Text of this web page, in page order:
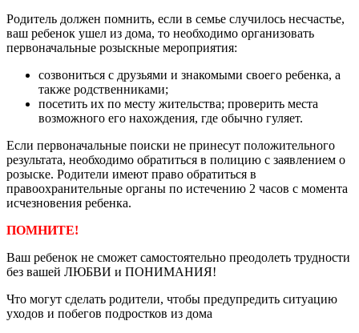
Родитель должен помнить, если в семье случилось несчастье,
ваш ребенок ушел из дома, то необходимо организовать
первоначальные розыскные мероприятия:
созвониться с друзьями и знакомыми своего ребенка, а
также родственниками;
посетить их по месту жительства; проверить места
возможного его нахождения, где обычно гуляет.
Если первоначальные поиски не принесут положительного
результата, необходимо обратиться в полицию с заявлением о
розыске. Родители имеют право обратиться в
правоохранительные органы по истечению 2 часов с момента
исчезновения ребенка.
ПОМНИТЕ!
Ваш ребенок не сможет самостоятельно преодолеть трудности
без вашей ЛЮБВИ и ПОНИМАНИЯ!
Что могут сделать родители, чтобы предупредить ситуацию
уходов и побегов подростков из дома